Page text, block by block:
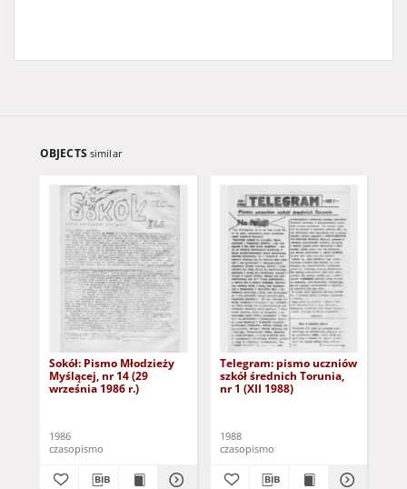
OBJECTS similar
Sokół: Pismo Młodzieży
Myślącej, nr 14 (29
września 1986 r.)
1986
czasopismo
Telegram: pismo uczniów
szkół średnich Torunia,
nr 1 (XII 1988)
1988
czasopismo